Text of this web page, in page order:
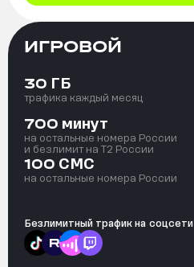
ИГРОВОЙ
30 ГБ
трафика каждый месяц
700 минут
на остальные номера России
и безлимит на T2 России
100 СМС
на остальные номера России
Безлимитный трафик на соцсети